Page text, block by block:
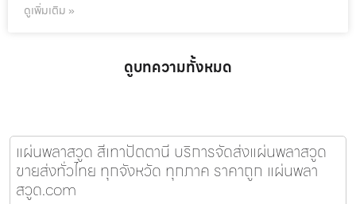
ดูเพิ่มเติม »
ดูบทความทั้งหมด
แผ่นพลาสวูด สีเทาปัตตานี บริการจัดส่งแผ่นพลาสวูด
ขายส่งทั่วไทย ทุกจังหวัด ทุกภาค ราคาถูก แผ่นพลา
สวูด.com